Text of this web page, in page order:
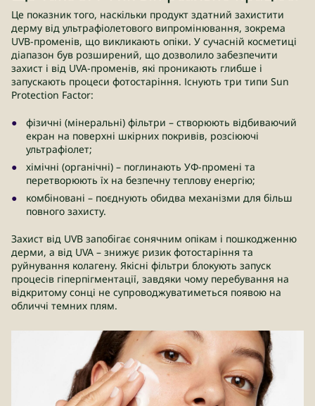
Це показник того, наскільки продукт здатний захистити
дерму від ультрафіолетового випромінювання, зокрема
UVB-променів, що викликають опіки. У сучасній косметиці
діапазон був розширений, що дозволило забезпечити
захист і від UVA-променів, які проникають глибше і
запускають процеси фотостаріння. Існують три типи Sun
Protection Factor:
фізичні (мінеральні) фільтри – створюють відбиваючий
екран на поверхні шкірних покривів, розсіюючі
ультрафіолет;
хімічні (органічні) – поглинають УФ-промені та
перетворюють їх на безпечну теплову енергію;
комбіновані – поєднують обидва механізми для більш
повного захисту.
Захист від UVB запобігає сонячним опікам і пошкодженню
дерми, а від UVA – знижує ризик фотостаріння та
руйнування колагену. Якісні фільтри блокують запуск
процесів гіперпігментації, завдяки чому перебування на
відкритому сонці не супроводжуватиметься появою на
обличчі темних плям.